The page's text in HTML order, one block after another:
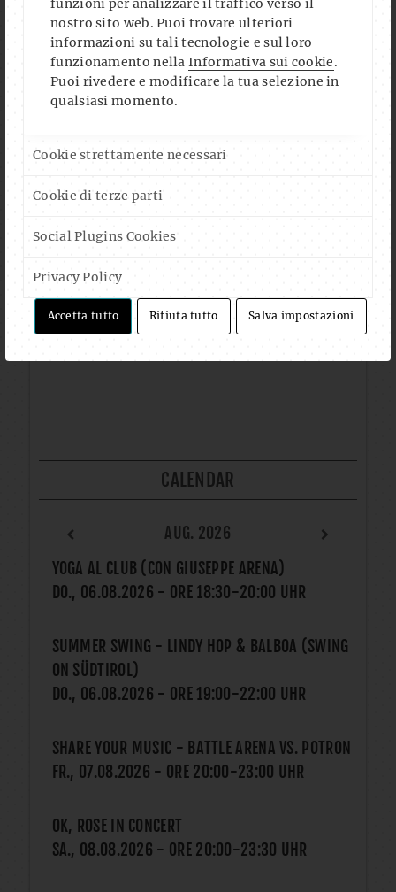
funzioni per analizzare il traffico verso il
nostro sito web. Puoi trovare ulteriori
informazioni su tali tecnologie e sul loro
funzionamento nellaInformativa sui cookie.
Puoi rivedere e modificare la tua selezione in
qualsiasi momento.
Cookie strettamente necessari
Cookie di terze parti
Social Plugins Cookies
Privacy Policy
Accetta tutto Rifiuta tutto Salva impostazioni
FOLLOW US ON FACEBOOK
CALENDAR
AUG. 2026
YOGA AL CLUB (CON GIUSEPPE ARENA)
DO., 06.08.2026 - ORE 18:30-20:00 UHR
SUMMER SWING - LINDY HOP & BALBOA (SWING
ON SÜDTIROL)
DO., 06.08.2026 - ORE 19:00-22:00 UHR
SHARE YOUR MUSIC - BATTLE ARENA VS. POTRON
FR., 07.08.2026 - ORE 20:00-23:00 UHR
OK, ROSE IN CONCERT
SA., 08.08.2026 - ORE 20:00-23:30 UHR